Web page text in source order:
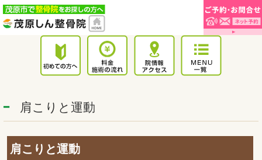
肩こりと運動
肩こりと運動